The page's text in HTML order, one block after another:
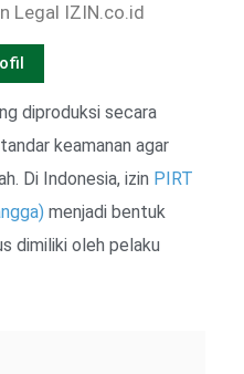
Legal IZIN.co.id
diproduksi secara
keamanan agar
Di Indonesia, izin PIRT
menjadi bentuk
dimiliki oleh pelaku